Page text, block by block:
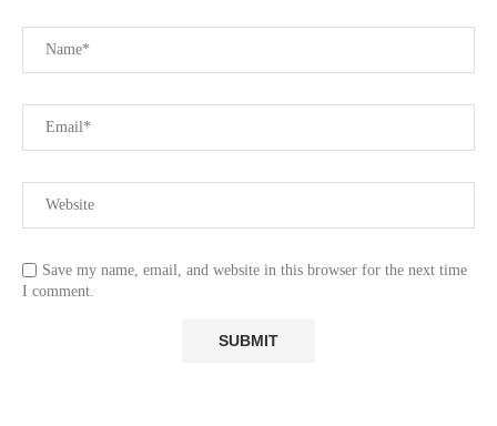
Save my name, email, and website in this browser for the next time
I comment.